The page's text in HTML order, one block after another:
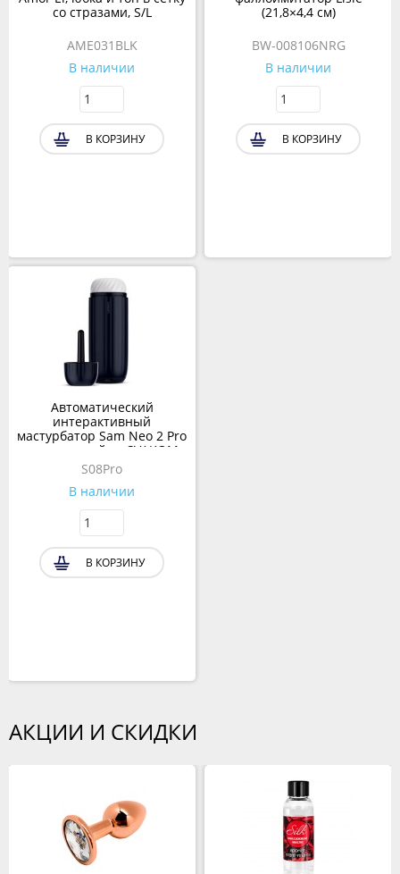
со стразами, S/L
AME031BLK
В наличии
В КОРЗИНУ
Автоматический
интерактивный
мастурбатор Sam Neo 2 Pro
темно-синий от SVAKOM
S08Pro
В наличии
В КОРЗИНУ
(21,8×4,4 см)
BW-008106NRG
В наличии
В КОРЗИНУ
АКЦИИ И СКИДКИ